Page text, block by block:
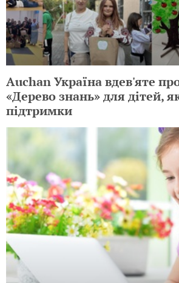
Auchan Україна вдев'яте
«Дерево знань» для дітей,
підтримки